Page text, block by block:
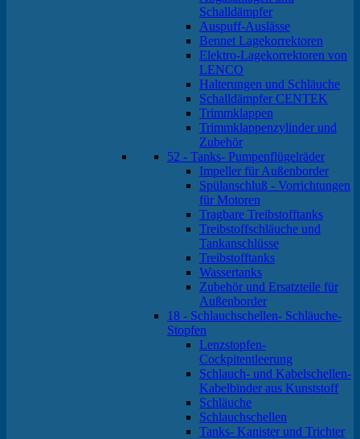
Schalldämpfer
Auspuff-Auslässe
Bennet Lagekorrektoren
Elektro-Lagekorrektoren von
LENCO
Halterungen und Schläuche
Schalldämpfer CENTEK
Trimmklappen
Trimmklappenzylinder und
Zubehör
52 - Tanks- Pumpenflügelräder
Impeller für Außenborder
Spülanschluß - Vorrichtungen
für Motoren
Tragbare Treibstofftanks
Treibstoffschläuche und
Tankanschlüsse
Treibstofftanks
Wassertanks
Zubehör und Ersatzteile für
Außenborder
18 - Schlauchschellen- Schläuche-
Stopfen
Lenzstopfen-
Cockpitentleerung
Schlauch- und Kabelschellen-
Kabelbinder aus Kunststoff
Schläuche
Schlauchschellen
Tanks- Kanister und Trichter